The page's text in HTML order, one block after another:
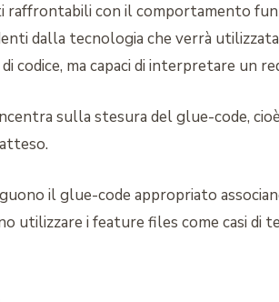
raffrontabili con il comportamento
dalla tecnologia che verrà
ma capaci di interpretare un
sulla stesura del glue-code,
il glue-code appropriato
utilizzare i feature files come casi di